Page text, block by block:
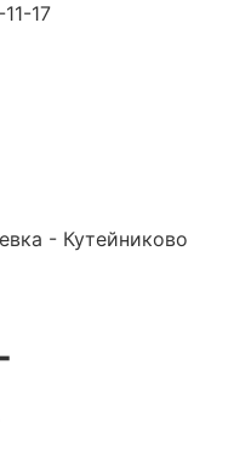
17
- Кутейниково